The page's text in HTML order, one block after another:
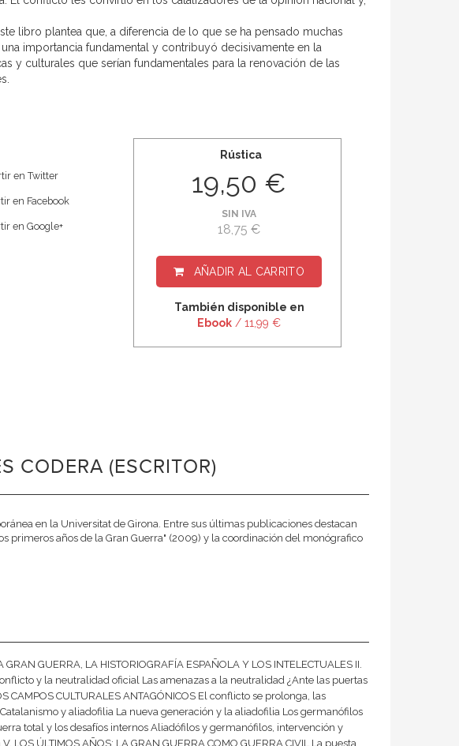
libro plantea que, a diferencia de lo que se ha pensado muchas
importancia fundamental y contribuyó decisivamente en la
y culturales que serían fundamentales para la renovación de las
en Twitter
en Facebook
en Google+
Rústica
19,50 €
SIN IVA
18,75 €
AÑADIR AL CARRITO
También disponible en
Ebook / 11,99 €
CODERA (ESCRITOR)
en la Universitat de Girona. Entre sus últimas publicaciones destacan
primeros años de la Gran Guerra" (2009) y la coordinación del monógrafico
GUERRA, LA HISTORIOGRAFÍA ESPAÑOLA Y LOS INTELECTUALES II.
y la neutralidad oficial Las amenazas a la neutralidad ¿Ante las puertas
CAMPOS CULTURALES ANTAGÓNICOS El conflicto se prolonga, las
y aliadofilia La nueva generación y la aliadofilia Los germanófilos
total y los desafíos internos Aliadófilos y germanófilos, intervención y
ÚLTIMOS AÑOS: LA GRAN GUERRA COMO GUERRA CIVIL La puesta